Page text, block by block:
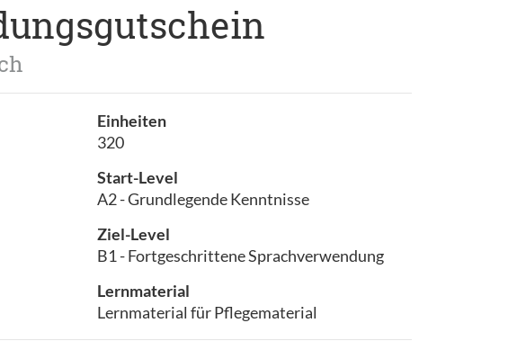
Einheiten
320
Start-Level
A2 - Grundlegende Kenntnisse
Ziel-Level
B1 - Fortgeschrittene Sprachverwendung
Lernmaterial
Lernmaterial für Pflegematerial